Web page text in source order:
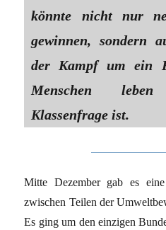
könnte nicht nur
gewinnen, sondern
der Kampf um ein
Menschen
Klassenfrage ist.
Mitte Dezember gab es eine
zwischen Teilen der
Es ging um den einzigen